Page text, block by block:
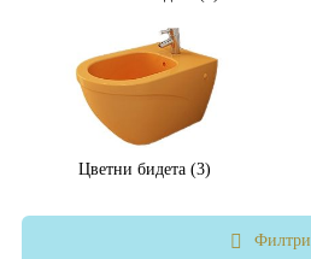
Цветни бидета (3)
Филтри